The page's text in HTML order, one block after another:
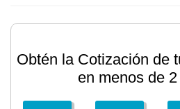
Obtén la Cotización de
en menos de